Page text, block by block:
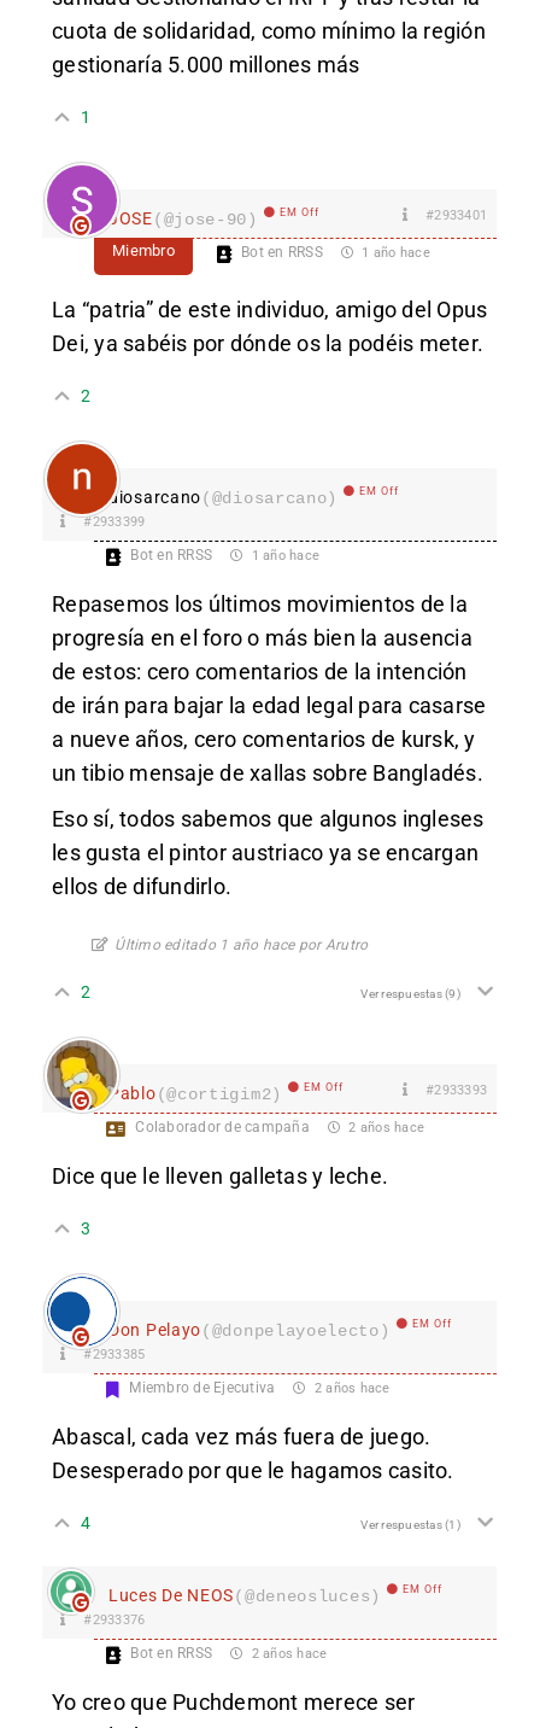
cuota de solidaridad, como mínimo la región
gestionaría 5.000 millones más
1
JOSE(@jose-90) EM Off #2933401
Miembro Bot en RRSS 1 año hace
La “patria” de este individuo, amigo del Opus
Dei, ya sabéis por dónde os la podéis meter.
2
diosarcano(@diosarcano) EM Off
#2933399
Bot en RRSS 1 año hace
Repasemos los últimos movimientos de la
progresía en el foro o más bien la ausencia
de estos: cero comentarios de la intención
de irán para bajar la edad legal para casarse
a nueve años, cero comentarios de kursk, y
un tibio mensaje de xallas sobre Bangladés.
Eso sí, todos sabemos que algunos ingleses
les gusta el pintor austriaco ya se encargan
ellos de difundirlo.
Último editado 1 año hace por Arutro
2 Ver respuestas(9)
Pablo(@cortigim2) EM Off #2933393
Colaborador de campaña 2 años hace
Dice que le lleven galletas y leche.
3
Don Pelayo(@donpelayoelecto) EM Off
#2933385
Miembro de Ejecutiva 2 años hace
Abascal, cada vez más fuera de juego.
Desesperado por que le hagamos casito.
4 Ver respuestas(1)
Luces De NEOS(@deneosluces) EM Off
#2933376
Bot en RRSS 2 años hace
Yo creo que Puchdemont merece ser